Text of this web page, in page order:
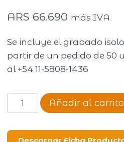
ARS 66.690 más IVA
Se incluye el grabado
partir de un pedido de 50
al +54 11-5808-1436
Mate
Añadir al carrito